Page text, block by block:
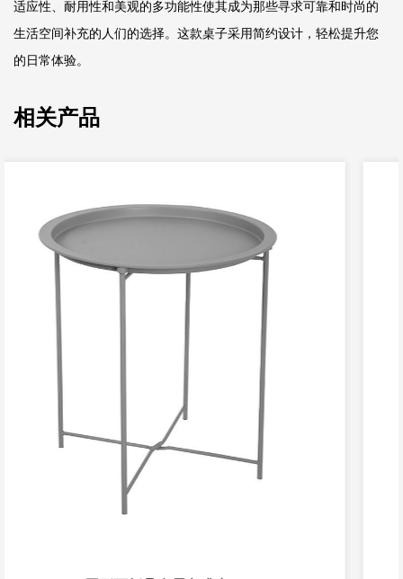
适应性、耐用性和美观的多功能性使其成为那些寻求可靠和时尚的
生活空间补充的人们的选择。这款桌子采用简约设计，轻松提升您
的日常体验。
相关产品